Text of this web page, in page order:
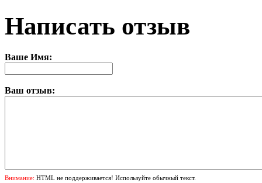
Написать отзыв
Ваше Имя:
Ваш отзыв:
Внимание: HTML не поддерживается! Используйте обычный текст.